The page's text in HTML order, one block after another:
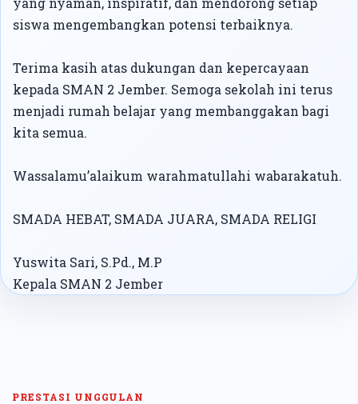
siswa mengembangkan potensi terbaiknya.
Terima kasih atas dukungan dan kepercayaan
kepada SMAN 2 Jember. Semoga sekolah ini terus
menjadi rumah belajar yang membanggakan bagi
kita semua.
Wassalamu’alaikum warahmatullahi wabarakatuh.
SMADA HEBAT, SMADA JUARA, SMADA RELIGI
Yuswita Sari, S.Pd., M.P
Kepala SMAN 2 Jember
PRESTASI UNGGULAN